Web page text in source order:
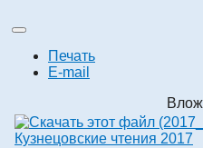
Печать
E-mail
Кузнецовские чтения 2017